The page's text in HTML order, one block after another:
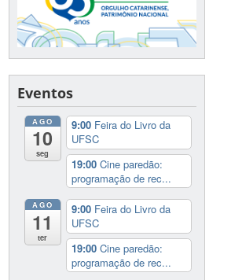
Eventos
AGO
10
seg
9:00 Feira do Livro da
UFSC
19:00 Cine paredão:
programação de rec...
AGO
11
ter
9:00 Feira do Livro da
UFSC
19:00 Cine paredão:
programação de rec...